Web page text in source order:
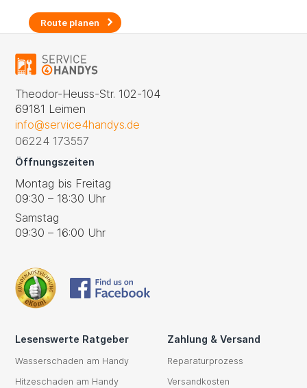
Route planen
Theodor-Heuss-Str. 102-104
69181 Leimen
info@service4handys.de
06224 173557
Öffnungszeiten
Montag bis Freitag
09:30 – 18:30 Uhr
Samstag
09:30 – 16:00 Uhr
Lesenswerte Ratgeber
Wasserschaden am Handy
Hitzeschaden am Handy
Zahlung & Versand
Reparaturprozess
Versandkosten